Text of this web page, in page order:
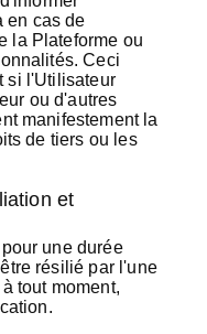
en cas de
la Plateforme ou
Ceci
si l'Utilisateur
ou d'autres
manifestement la
de tiers ou les
et
une durée
résilié par l'une
tout moment,